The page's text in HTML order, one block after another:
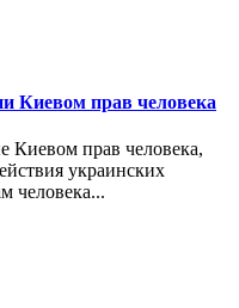
Киевом прав человека
прав человека,
украинских
человека...